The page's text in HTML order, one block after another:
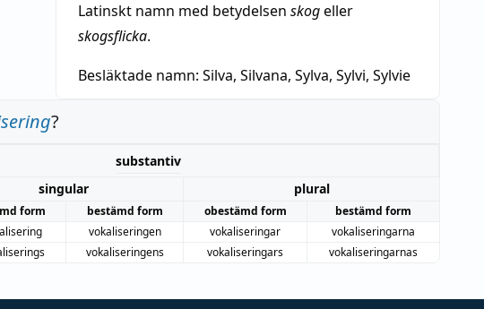
Latinskt namn med betydelsen skogeller
skogsflicka.
Besläktade namn: Silva, Silvana, Sylva, Sylvi, Sylvie
?
substantiv
singular
plural
form bestämd form obestämd form
bestämd form
vokaliseringen vokaliseringar
vokaliseringarna
vokaliseringens vokaliseringars vokaliseringarnas